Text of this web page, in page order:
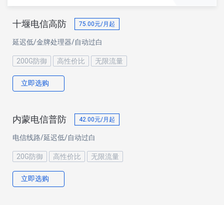
十堰电信高防 75.00元/月起
延迟低/金牌处理器/自动过白
200G防御 高性价比 无限流量
立即选购
内蒙电信普防 42.00元/月起
电信线路/延迟低/自动过白
20G防御 高性价比 无限流量
立即选购